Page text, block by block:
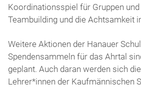
Koordinationsspiel für Gruppen
Teambuilding und die Achtsamkeit
Weitere Aktionen der Hanauer
Spendensammeln für das Ahrtal
geplant. Auch daran werden sich
Lehrer*innen der Kaufmännischen